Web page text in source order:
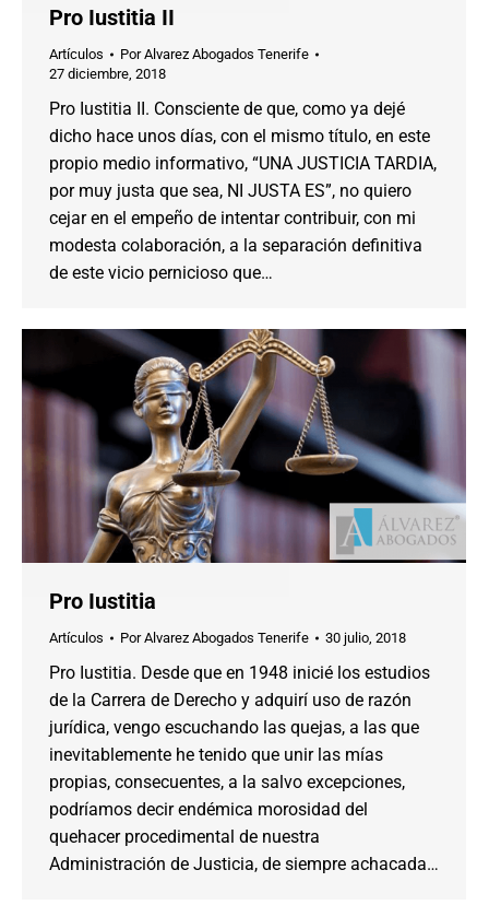
Pro Iustitia II
Artículos PorAlvarez Abogados Tenerife
27 diciembre, 2018
Pro Iustitia II. Consciente de que, como ya dejé
dicho hace unos días, con el mismo título, en este
propio medio informativo, “UNA JUSTICIA TARDIA,
por muy justa que sea, NI JUSTA ES”, no quiero
cejar en el empeño de intentar contribuir, con mi
modesta colaboración, a la separación definitiva
de este vicio pernicioso que…
Pro Iustitia
Artículos PorAlvarez Abogados Tenerife 30 julio, 2018
Pro Iustitia. Desde que en 1948 inicié los estudios
de la Carrera de Derecho y adquirí uso de razón
jurídica, vengo escuchando las quejas, a las que
inevitablemente he tenido que unir las mías
propias, consecuentes, a la salvo excepciones,
podríamos decir endémica morosidad del
quehacer procedimental de nuestra
Administración de Justicia, de siempre achacada…